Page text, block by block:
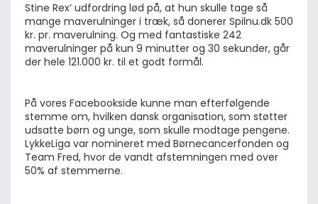
Stine Rex’ udfordring lød på, at hun skulle tage så
mange maverulninger i træk, så donerer Spilnu.dk 500
kr. pr. maverulning. Og med fantastiske 242
maverulninger på kun 9 minutter og 30 sekunder, går
der hele 121.000 kr. til et godt formål.
På vores Facebookside kunne man efterfølgende
stemme om, hvilken dansk organisation, som støtter
udsatte børn og unge, som skulle modtage pengene.
LykkeLiga var nomineret med Børnecancerfonden og
Team Fred, hvor de vandt afstemningen med over
50% af stemmerne.